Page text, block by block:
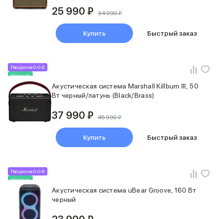
25 990 ₽ 34 990 ₽
Купить Быстрый заказ
Рассрочка 0-0-6
Новинка
Акустическая система Marshall Killburn III, 50
Вт черный/латунь (Black/Brass)
37 990 ₽ 45 990 ₽
Купить Быстрый заказ
Рассрочка 0-0-6
Новинка
Акустическая система uBear Groove, 160 Вт
черный